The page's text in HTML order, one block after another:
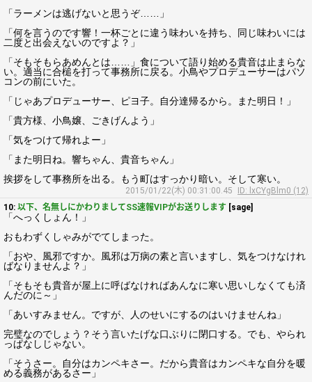
「ラーメンは逃げないと思うぞ……」
「何を言うのです響！一杯ごとに違う味わいを持ち、同じ味わいには
二度と出会えないのですよ？」
「そもそもらあめんとは……」食について語り始める貴音は止まらな
い。適当に合槌を打って事務所に戻る。小鳥やプロデューサーはパソ
コンの前にいた。
「じゃあプロデューサー、ピヨ子。自分達帰るから。また明日！」
「貴方様、小鳥嬢、ごきげんよう」
「気をつけて帰れよー」
「また明日ね。響ちゃん、貴音ちゃん」
挨拶をして事務所を出る。もう町はすっかり暗い。そして寒い。
2015/01/22(木) 00:31:00.45
ID: lxCYgBlm0 (12)
10: 以下、名無しにかわりましてSS速報VIPがお送りします [sage]
「へっくしょん！」
おもわずくしゃみがでてしまった。
「おや、風邪ですか。風邪は万病の素と言いますし、気をつけなけれ
ばなりませんよ？」
「そもそも貴音が屋上に呼ばなければあんなに寒い思いしなくても済
んだのに～」
「あいすみません。ですが、人のせいにするのはいけませんね」
完璧なのでしょう？そう言いたげな口ぶりに閉口する。でも、やられ
っぱなしじゃない。
「そうさー。自分はカンペキさー。だから貴音はカンペキな自分を暖
める義務があるさー」